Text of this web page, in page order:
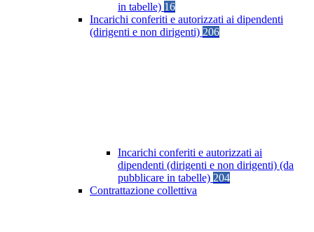
in tabelle) 16
Incarichi conferiti e autorizzati ai dipendenti
(dirigenti e non dirigenti) 206
Incarichi conferiti e autorizzati ai
dipendenti (dirigenti e non dirigenti) (da
pubblicare in tabelle) 204
Contrattazione collettiva